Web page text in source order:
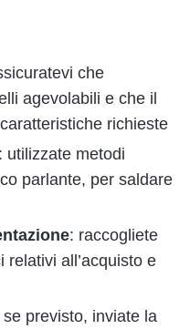
che
agevolabili e che il
richieste
utilizzate metodi
parlante, per saldare
: raccogliete
all’acquisto e
se previsto, inviate la